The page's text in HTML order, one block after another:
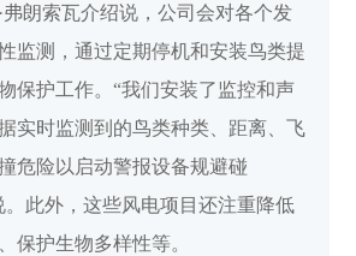
弗朗索瓦介绍说，公司会对各个发
监测，通过定期停机和安装鸟类提
保护工作。“我们安装了监控和声
实时监测到的鸟类种类、距离、飞
危险以启动警报设备规避碰
。此外，这些风电项目还注重降低
保护生物多样性等。